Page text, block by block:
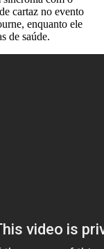
cartaz no evento
enquanto ele
de saúde.